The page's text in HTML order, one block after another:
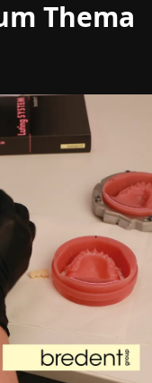
Thema